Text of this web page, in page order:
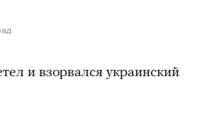
и взорвался украинский